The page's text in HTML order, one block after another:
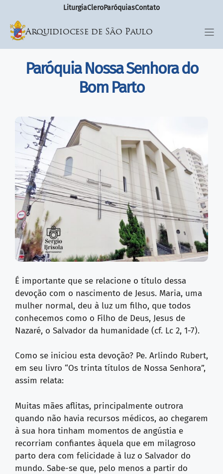
LiturgiaCleroParóquiasContato
Arquidiocese de São Paulo
Paróquia Nossa Senhora do
Bom Parto
É importante que se relacione o título dessa
devoção com o nascimento de Jesus. Maria, uma
mulher normal, deu à luz um filho, que todos
conhecemos como o Filho de Deus, Jesus de
Nazaré, o Salvador da humanidade (cf. Lc 2, 1-7).
Como se iniciou esta devoção? Pe. Arlindo Rubert,
em seu livro “Os trinta títulos de Nossa Senhora”,
assim relata:
Muitas mães aflitas, principalmente outrora
quando não havia recursos médicos, ao chegarem
à sua hora tinham momentos de angústia e
recorriam confiantes àquela que em milagroso
parto dera com felicidade à luz o Salvador do
mundo. Sabe-se que, pelo menos a partir do